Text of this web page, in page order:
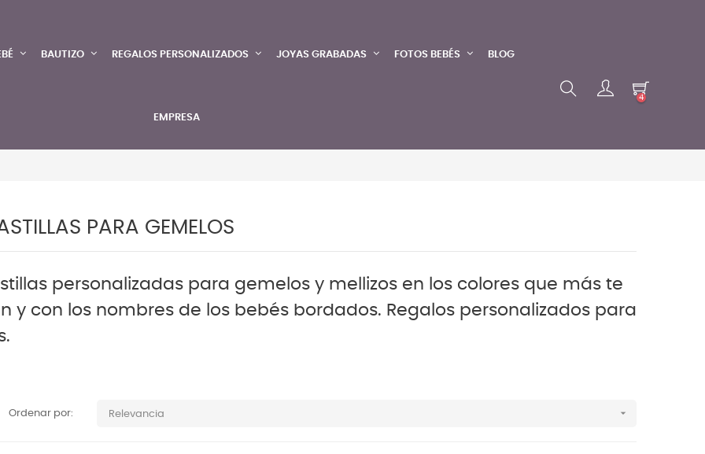
BAUTIZO REGALOS PERSONALIZADOS JOYAS GRABADAS FOTOS BEBÉS BLOG
EMPRESA
4
PARA GEMELOS
personalizadas para gemelos y mellizos en los colores que más te
y con los nombres de los bebés bordados. Regalos personalizados para
Ordenar por: Relevancia 